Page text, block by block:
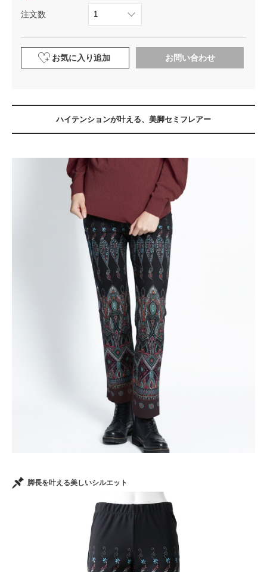
注文数
お気に入り追加 お問い合わせ
ハイテンションが叶える、美脚セミフレアー
脚長を叶える美しいシルエット